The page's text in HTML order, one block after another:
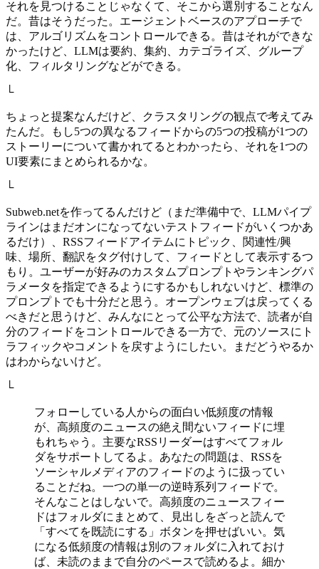
それを見つけることじゃなくて、そこから選別することなん
だ。昔はそうだった。エージェントベースのアプローチで
は、アルゴリズムをコントロールできる。昔はそれができな
かったけど、LLMは要約、集約、カテゴライズ、グループ
化、フィルタリングなどができる。
└
ちょっと提案なんだけど、クラスタリングの観点で考えてみ
たんだ。もし5つの異なるフィードからの5つの投稿が1つの
ストーリーについて書かれてるとわかったら、それを1つの
UI要素にまとめられるかな。
└
Subweb.netを作ってるんだけど（まだ準備中で、LLMパイプ
ラインはまだオンになってないテストフィードがいくつかあ
るだけ）、RSSフィードアイテムにトピック、関連性/興
味、場所、翻訳をタグ付けして、フィードとして表示するつ
もり。ユーザーが好みのカスタムプロンプトやランキングパ
ラメータを指定できるようにするかもしれないけど、標準の
プロンプトでも十分だと思う。オープンウェブは戻ってくる
べきだと思うけど、みんなにとって公平な方法で、読者が自
分のフィードをコントロールできる一方で、元のソースにト
ラフィックやコメントを戻すようにしたい。まだどうやるか
はわからないけど。
└
フォローしている人からの面白い低頻度の情報
が、高頻度のニュースの絶え間ないフィードに埋
もれちゃう。主要なRSSリーダーはすべてフォル
ダをサポートしてるよ。あなたの問題は、RSSを
ソーシャルメディアのフィードのように扱ってい
ることだね。一つの単一の逆時系列フィードで。
そんなことはしないで。高頻度のニュースフィー
ドはフォルダにまとめて、見出しをざっと読んで
「すべてを既読にする」ボタンを押せばいい。気
になる低頻度の情報は別のフォルダに入れておけ
ば、未読のままで自分のペースで読めるよ。細か